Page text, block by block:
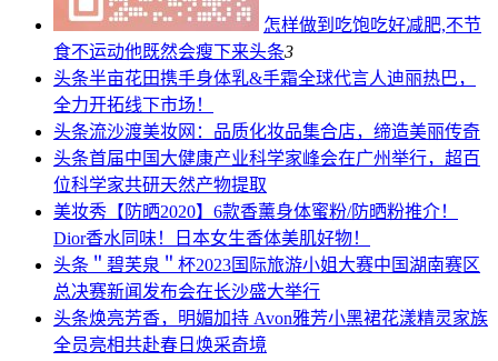
怎样做到吃饱吃好减肥,不节
食不运动他既然会瘦下来头条3
头条半亩花田携手身体乳&手霜全球代言人迪丽热巴，
全力开拓线下市场！
头条流沙渡美妆网：品质化妆品集合店，缔造美丽传奇
头条首届中国大健康产业科学家峰会在广州举行，超百
位科学家共研天然产物提取
美妆秀 【防晒2020】6款香薰身体蜜粉/防晒粉推介！
Dior香水同味！日本女生香体美肌好物！
头条 ＂碧芙泉＂杯2023国际旅游小姐大赛中国湖南赛区
总决赛新闻发布会在长沙盛大举行
头条焕亮芳香，明媚加持 Avon雅芳小黑裙花漾精灵家族
全员亮相共赴春日焕采奇境